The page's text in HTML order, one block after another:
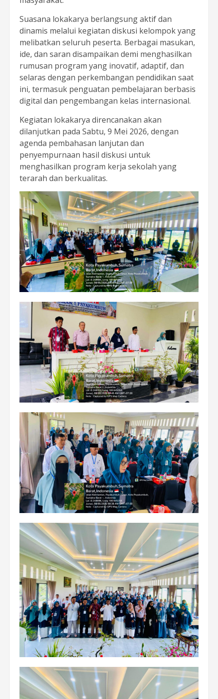
Suasana lokakarya berlangsung aktif dan
dinamis melalui kegiatan diskusi kelompok yang
melibatkan seluruh peserta. Berbagai masukan,
ide, dan saran disampaikan demi menghasilkan
rumusan program yang inovatif, adaptif, dan
selaras dengan perkembangan pendidikan saat
ini, termasuk penguatan pembelajaran berbasis
digital dan pengembangan kelas internasional.
Kegiatan lokakarya direncanakan akan
dilanjutkan pada Sabtu, 9 Mei 2026, dengan
agenda pembahasan lanjutan dan
penyempurnaan hasil diskusi untuk
menghasilkan program kerja sekolah yang
terarah dan berkualitas.